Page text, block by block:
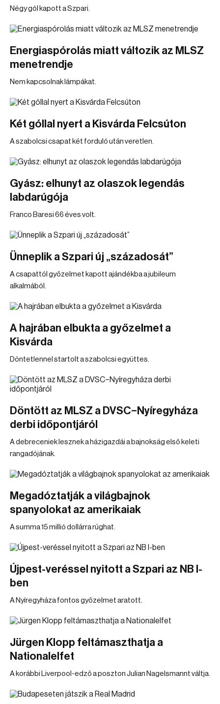
Négy gól kapott a Szpari.
Energiaspórolás miatt változik az MLSZ
menetrendje
Nem kapcsolnak lámpákat.
Két góllal nyert a Kisvárda Felcsúton
A szabolcsi csapat két forduló után veretlen.
Gyász: elhunyt az olaszok legendás
labdarúgója
Franco Baresi 66 éves volt.
Ünneplik a Szpari új „századosát”
A csapattól győzelmet kapott ajándékba a jubileum
alkalmából.
A hajrában elbukta a győzelmet a
Kisvárda
Döntetlennel startolt a szabolcsi együttes.
Döntött az MLSZ a DVSC–Nyíregyháza
derbi időpontjáról
A debreceniek lesznek a házigazdái a bajnokság első keleti
rangadójának.
Megadóztatják a világbajnok
spanyolokat az amerikaiak
A summa 15 millió dollárra rúghat.
Újpest-veréssel nyitott a Szpari az NB I-
ben
A Nyíregyháza fontos győzelmet aratott.
Jürgen Klopp feltámaszthatja a
Nationalelfet
A korábbi Liverpool-edző a poszton Julian Nagelsmannt váltja.